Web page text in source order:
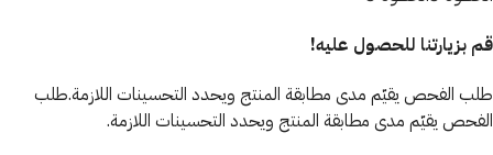
قم بزيارتنا للحصول عليه!
طلب الفحص يقيّم مدى مطابقة المنتج ويحدد التحسينات اللازمة.طلب
الفحص يقيّم مدى مطابقة المنتج ويحدد التحسينات اللازمة.